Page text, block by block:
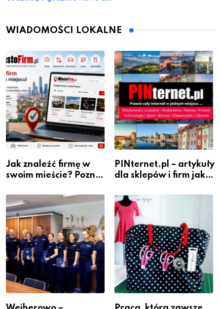
WIADOMOŚCI LOKALNE
Jak znaleźć firmę w
swoim mieście? Poznaj
PINternet.pl – artykuły
dla sklepów i firm jako
widoczność